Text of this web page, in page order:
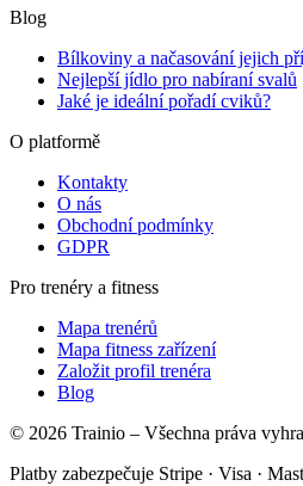
Blog
Bílkoviny a načasování jejich
Nejlepší jídlo pro nabíraní svalů
Jaké je ideální pořadí cviků?
O platformě
Kontakty
O nás
Obchodní podmínky
GDPR
Pro trenéry a fitness
Mapa trenérů
Mapa fitness zařízení
Založit profil trenéra
Blog
© 2026 Trainio – Všechna práva
Platby zabezpečuje Stripe · Visa ·